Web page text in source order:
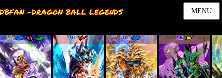
DBFAN -DRAGON BALL LEGENDS MENU
LR UL UL EX